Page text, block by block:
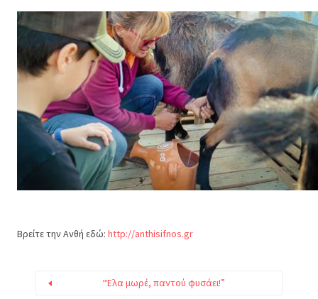
Βρείτε την Ανθή εδώ: http://anthisifnos.gr
“Έλα μωρέ, παντού φυσάει!”